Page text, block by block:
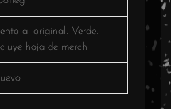
al original. Verde.
hoja de merch